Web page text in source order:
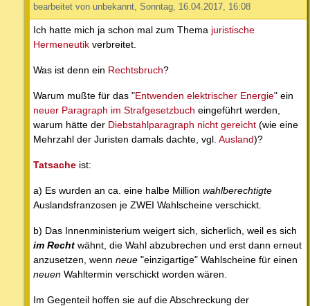
bearbeitet von unbekannt, Sonntag, 16.04.2017, 16:08
Ich hatte mich ja schon mal zum Thema juristische
Hermeneutik verbreitet.
Was ist denn ein Rechtsbruch?
Warum mußte für das "Entwenden elektrischer Energie" ein
neuer Paragraph im Strafgesetzbuch eingeführt werden,
warum hätte der Diebstahlparagraph nicht gereicht (wie eine
Mehrzahl der Juristen damals dachte, vgl. Ausland)?
Tatsache ist:
a) Es wurden an ca. eine halbe Million wahlberechtigte
Auslandsfranzosen je ZWEI Wahlscheine verschickt.
b) Das Innenministerium weigert sich, sicherlich, weil es sich
im Recht wähnt, die Wahl abzubrechen und erst dann erneut
anzusetzen, wenn neue "einzigartige" Wahlscheine für einen
neuen Wahltermin verschickt worden wären.
Im Gegenteil hoffen sie auf die Abschreckung der